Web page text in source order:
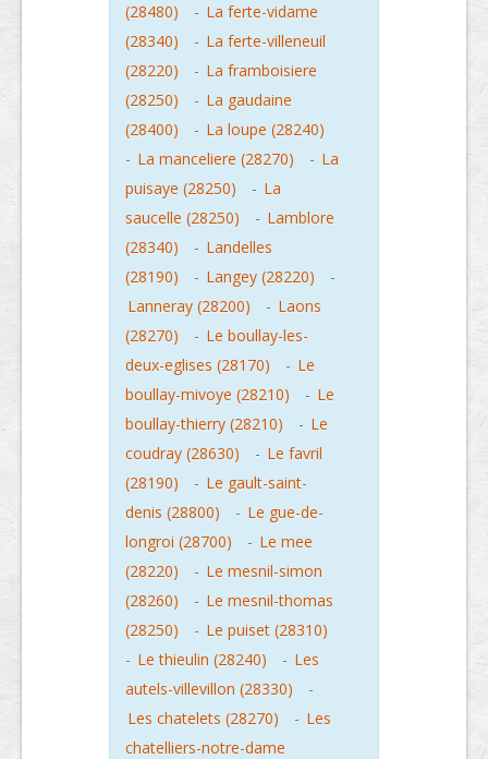
(28480)
- La ferte-vidame
(28340)
- La ferte-villeneuil
(28220)
- La framboisiere
(28250)
- La gaudaine
(28400)
- La loupe (28240)
- La manceliere (28270) - La
puisaye (28250)
- La
saucelle (28250)
- Lamblore
(28340)
- Landelles
(28190)
- Langey (28220)
-
Lanneray (28200)
- Laons
(28270)
- Le boullay-les-
deux-eglises (28170)
- Le
boullay-mivoye (28210)
- Le
boullay-thierry (28210)
- Le
coudray (28630)
- Le favril
(28190)
- Le gault-saint-
denis (28800)
- Le gue-de-
longroi (28700)
- Le mee
(28220)
- Le mesnil-simon
(28260)
- Le mesnil-thomas
(28250)
- Le puiset (28310)
- Le thieulin (28240) - Les
autels-villevillon (28330)
-
Les chatelets (28270)
- Les
chatelliers-notre-dame